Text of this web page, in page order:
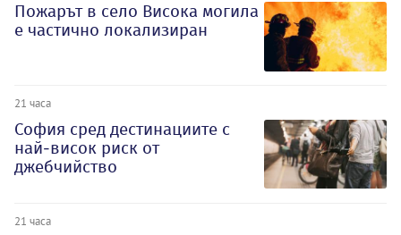
Пожарът в село Висока могила
е частично локализиран
21 часа
София сред дестинациите с
най-висок риск от
джебчийство
21 часа